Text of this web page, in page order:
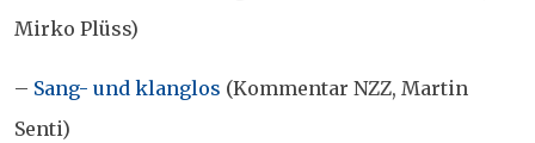
Mirko Plüss)
– Sang- und klanglos (Kommentar NZZ, Martin
Senti)